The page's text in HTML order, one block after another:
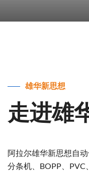
雄华新思想
走进雄
阿拉尔雄华新思想自
分条机、BOPP、PVC